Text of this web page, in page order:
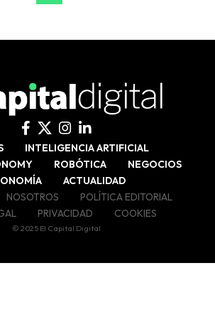
INTELIGENCIA ARTIFICIAL
ROBÓTICA
NEGOCIOS
ACTUALIDAD
NOSOTROS
POLÍTICA EDITORIAL
PRIVACIDAD COOKIES
© 2025 El Capital Digital